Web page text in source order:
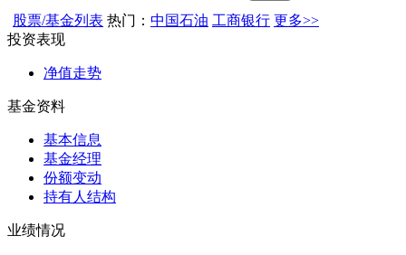
股票/基金列表 热门： 中国石油 工商银行 更多>>
投资表现
净值走势
基金资料
基本信息
基金经理
份额变动
持有人结构
业绩情况